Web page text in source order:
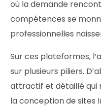
où la demande
compétences se
professionnelles
Sur ces plateformes,
sur plusieurs piliers.
attractif et détaillé qui
la conception de sites